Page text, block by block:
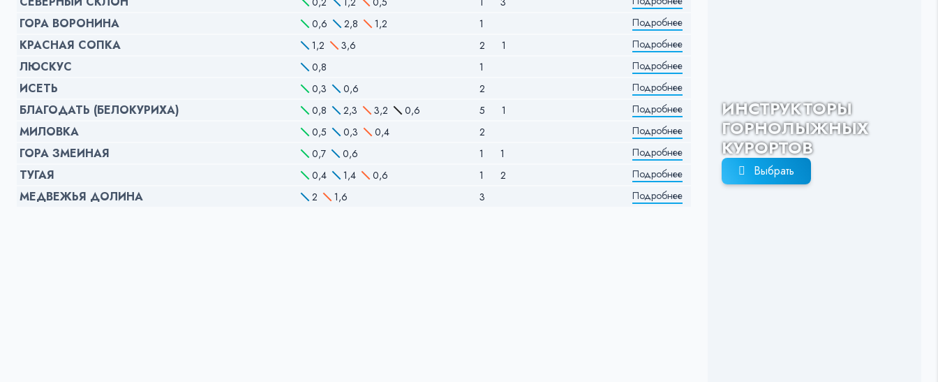
ГОРА ВОРОНИНА 0,6 2,8 1,2 1 Подробнее
КРАСНАЯ СОПКА 1,2 3,6 2 1 Подробнее
ЛЮСКУС 0,8 1 Подробнее
ИСЕТЬ 0,3 0,6 2 Подробнее
БЛАГОДАТЬ (БЕЛОКУРИХА) 0,8 2,3 3,2 0,6 5 1 Подробнее
МИЛОВКА 0,5 0,3 0,4 2 Подробнее
ГОРА ЗМЕИНАЯ 0,7 0,6 1 1 Подробнее
ТУГАЯ 0,4 1,4 0,6 1 2 Подробнее
МЕДВЕЖЬЯ ДОЛИНА 2 1,6 3 Подробнее
ИНСТРУКТОРЫ
ГОРНОЛЫЖНЫХ
КУРОРТОВ
Выбрать